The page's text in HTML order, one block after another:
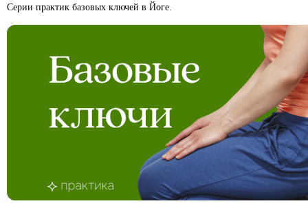
Серии практик базовых ключей в Йоге.